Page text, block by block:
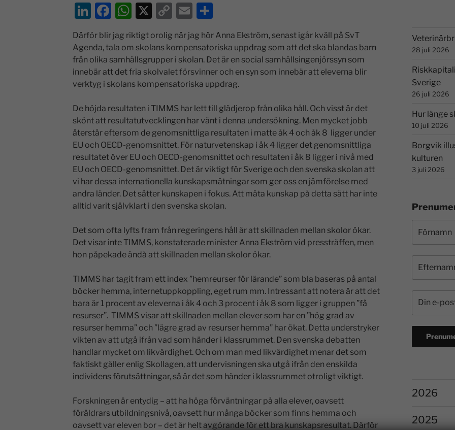
Li
n
k
e
dI
n
F
a
c
e
b
o
o
k
W
h
at
s
A
p
p
X
C
o
p
y
Li
n
k
E
m
ai
l
D
el
a
Därför blir jag riktigt orolig när jag hör Anna Ekström, senast igår kväll på SvT
Agenda, tala om skolans kompensatoriska uppdrag som att det ska blandas barn
från olika samhällsgrupper i skolan. Det är en social samhällsingenjörssyn som
innebär att det fria skolvalet försvinner och en syn som innebär att eleverna blir
verktyg i skolans kompensatoriska uppdrag.
De höjda resultaten i TIMMS har lett till glädjerop från olika håll. Och visst är det
skönt att resultatutvecklingen har vänt i denna undersökning. Men mycket jobb
återstår eftersom de genomsnittliga resultaten i matte åk 4 och åk 8 ligger under
EU och OECD-genomsnittet. För naturvetenskap i åk 4 ligger det genomsnittliga
resultatet över EU och OECD-genomsnittet och resultaten i åk 8 ligger i nivå med
EU och OECD-genomsnittet. Det är viktigt för Sverige och den svenska skolan att
vi har dessa internationella kunskapsmätningar som ger oss en jämförelse med
andra länder. Det sätter kunskapen i fokus. Att mäta kunskap på detta sätt har inte
alltid varit självklart i den svenska skolan.
Det som ofta lyfts fram från regeringens håll är att skillnaden mellan skolor ökar.
Det visar inte TIMMS, konstaterade minister Anna Ekström vid pressträffen, men
hon påpekade ändå att skillnaden mellan skolor ökar.
TIMMS har tagit fram ett index ”hemreurser för lärande” som bla baseras på antal
böcker hemma, internetuppkoppling, eget rum mm. Intressant att notera är att det
bara är 1 procent av eleverna i åk 4 och 3 procent i åk 8 som ligger i gruppen ”få
resurser”. TIMMS visar att skillnaden mellan elever som har en ”hög grad av
resurser hemma” och ”lägre grad av resurser hemma” har ökat. Detta understryker
vikten av att utgå ifrån vad som händer i klassrummet. Den svenska debatten
handlar mycket om likvärdighet. Och om man med likvärdighet menar det som
faktiskt gäller enlig Skollagen, att undervisningen ska utgå ifrån den enskilda
individens förutsättningar, så är det som händer i klassrummet otroligt viktigt.
Forskningen är entydig – att ha höga förväntningar på alla elever, oavsett
föräldrars utbildningsnivå, oavsett hur många böcker som finns hemma och
oavsett var eleven bor – det är helt avgörande för ett bra kunskapsresultat. Därför
28 juli 2026
Sverige
26 juli 2026
Hur länge
10 juli 2026
Borgvik
kulturen
3 juli 2026
2026
2025